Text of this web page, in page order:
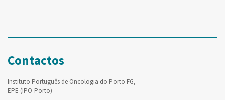
Contactos
Instituto Português de Oncologia do Porto FG,
EPE (IPO-Porto)